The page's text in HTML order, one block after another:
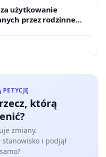
użytkowanie
przez rodzinne
którą
zmiany.
i podjął